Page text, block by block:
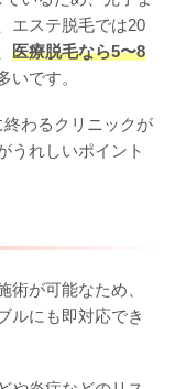
エステ脱毛では20
医療脱毛なら5〜8
いです。
わるクリニックが
うれしいポイント
が可能なため、
ルにも即対応でき